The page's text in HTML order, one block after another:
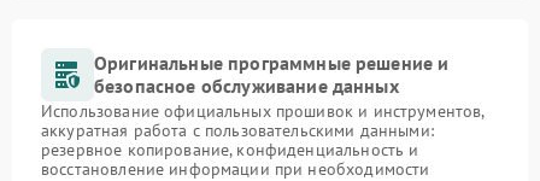
Оригинальные программные решение и
безопасное обслуживание данных
Использование официальных прошивок и инструментов,
аккуратная работа с пользовательскими данными:
резервное копирование, конфиденциальность и
восстановление информации при необходимости